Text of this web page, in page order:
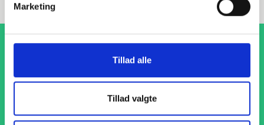
Marketing
Tillad alle
Tillad valgte